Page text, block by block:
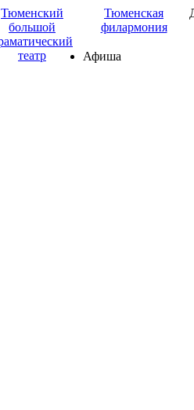
Тюменский
большой
театр
Тюменская
филармония
Афиша